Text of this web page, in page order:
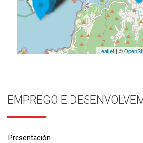
Leaflet| ©
EMPREGO E
Presentación